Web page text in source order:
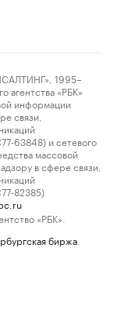
1995–
«РБК»
информации
связи,
63848) и сетевого
массовой
в сфере связи,
82385)
«РБК».
биржа